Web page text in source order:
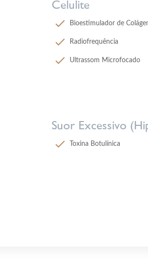
Celulite
Bioestimulador de
Radiofrequência
Ultrassom Microfocado
Suor Excessivo
Toxina Botulínica